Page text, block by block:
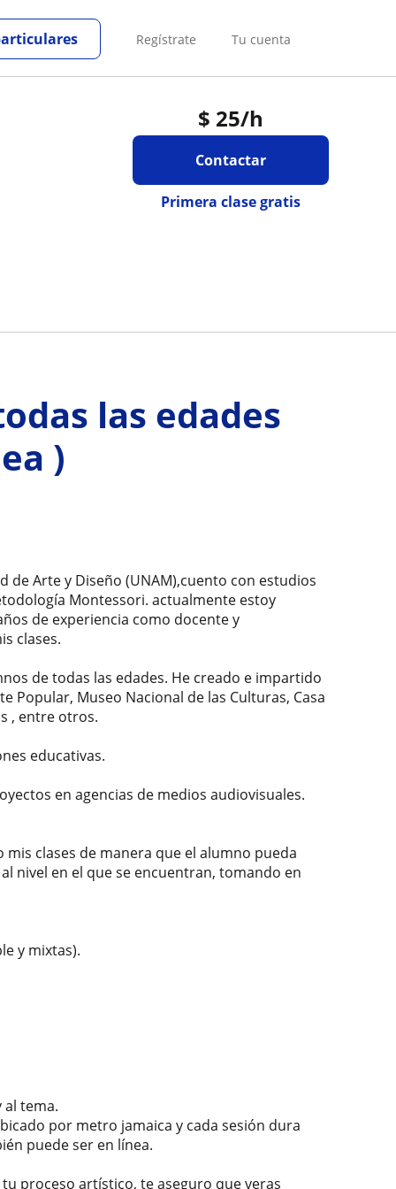
Regístrate Tu cuenta
$ 25/h
Contactar
Primera clase gratis
las edades
)
de Arte y Diseño (UNAM),cuento con estudios
Montessori. actualmente estoy
de experiencia como docente y
clases.
de todas las edades. He creado e impartido
Popular, Museo Nacional de las Culturas, Casa
, entre otros.
educativas.
en agencias de medios audiovisuales.
clases de manera que el alumno pueda
nivel en el que se encuentran, tomando en
y mixtas).
al tema.
por metro jamaica y cada sesión dura
puede ser en línea.
proceso artístico, te aseguro que veras